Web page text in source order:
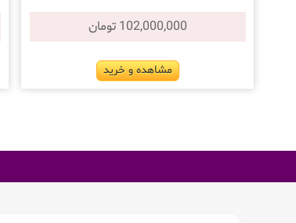
102,000,000 تومان
مشاهده و خرید